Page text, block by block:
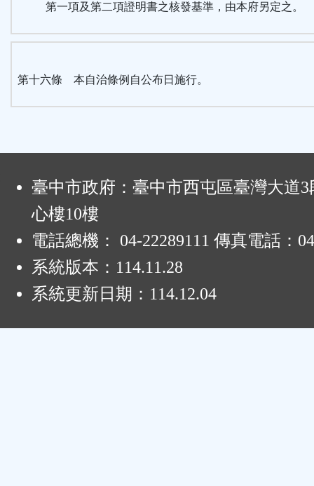
第一項及第二項證明書之核發基準，由本府另定之。
第十六條 本自治條例自公布日施行。
臺中市政府：臺中市西屯區臺灣大道3
心樓10樓
電話總機： 04-22289111 傳真電話：
系統版本： 114.11.28
系統更新日期： 114.12.04